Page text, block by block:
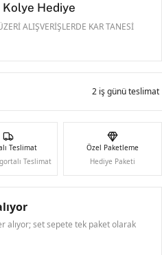
Kolye Hediye
ALIŞVERİŞLERDE KAR TANESİ
2 iş günü teslimat
Teslimat
Teslimat
Özel Paketleme
Hediye Paketi
alıyor; set sepete tek paket olarak